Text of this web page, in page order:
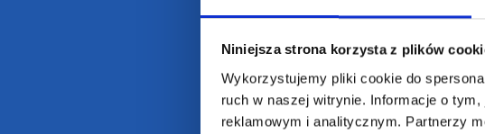
Niniejsza strona korzysta z plików
Wykorzystujemy pliki cookie do
ruch w naszej witrynie. Informacje o
reklamowym i analitycznym. Partnerzy
Blog